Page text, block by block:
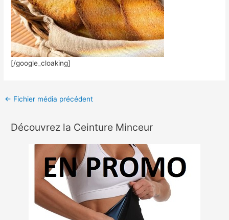
[/google_cloaking]
← Fichier média précédent
Découvrez la Ceinture Minceur